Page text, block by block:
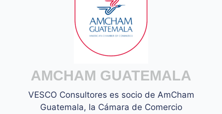
AMCHAM GUATEMALA
VESCO Consultores es socio de AmCham
Guatemala, la Cámara de Comercio